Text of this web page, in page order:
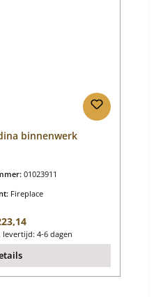
binnenwerk
01023911
Fireplace
prijs:
levertijd: 4-6 dagen